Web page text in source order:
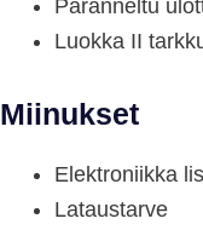
Paranneltu
Luokka II
Miinukset
Elektroniikka
Lataustarve